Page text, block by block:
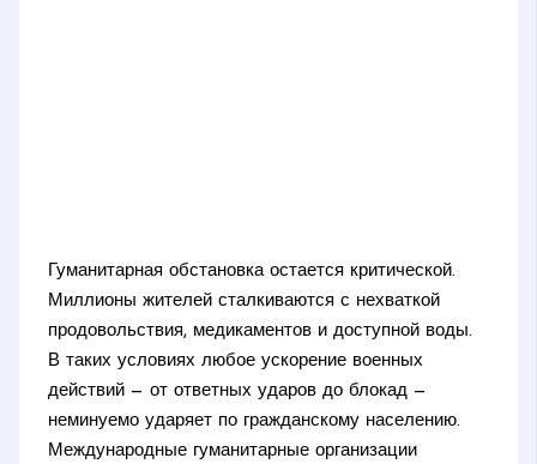
Гуманитарная обстановка остается критической.
Миллионы жителей сталкиваются с нехваткой
продовольствия, медикаментов и доступной воды.
В таких условиях любое ускорение военных
действий — от ответных ударов до блокад —
неминуемо ударяет по гражданскому населению.
Международные гуманитарные организации